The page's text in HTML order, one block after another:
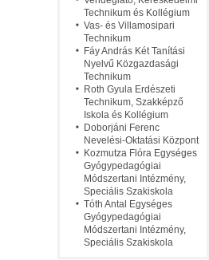
Technikum és Kollégium
Vas- és Villamosipari
Technikum
Fáy András Két Tanítási
Nyelvű Közgazdasági
Technikum
Roth Gyula Erdészeti
Technikum, Szakképző
Iskola és Kollégium
Doborjáni Ferenc
Nevelési-Oktatási Központ
Kozmutza Flóra Egységes
Gyógypedagógiai
Módszertani Intézmény,
Speciális Szakiskola
Tóth Antal Egységes
Gyógypedagógiai
Módszertani Intézmény,
Speciális Szakiskola